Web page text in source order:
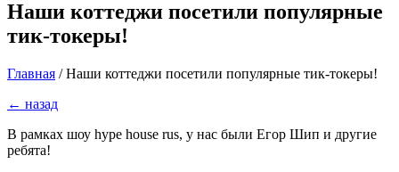
Наши коттеджи посетили популярные
тик-токеры!
Главная /Наши коттеджи посетили популярные тик-токеры!
← назад
В рамках шоу hype house rus, у нас были Егор Шип и другие
ребята!